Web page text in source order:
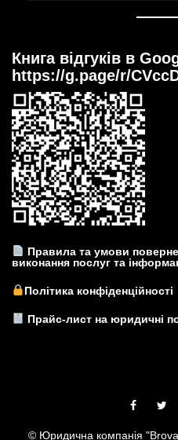
Книга відгуків в
https://g.page/r/
Правила та умови
виконання послуг та
Політика конфіденційності
Прайс-лист на юридичні
© Юридична компанія